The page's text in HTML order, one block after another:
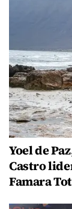
Yoel de
Castro
Famara